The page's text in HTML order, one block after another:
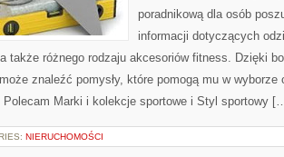
poradnikową dla osób
informacji dotyczących
także różnego rodzaju akcesoriów fitness. Dzięki
znaleźć pomysły, które pomogą mu w wyborze
Polecam Marki i kolekcje sportowe i Styl sportowy
NIERUCHOMOŚCI